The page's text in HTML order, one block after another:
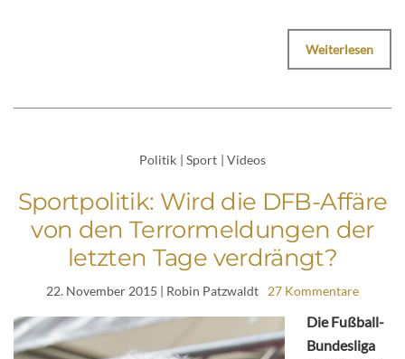
Weiterlesen
Politik | Sport | Videos
Sportpolitik: Wird die DFB-Affäre
von den Terrormeldungen der
letzten Tage verdrängt?
22. November 2015 | Robin Patzwaldt 27 Kommentare
Die Fußball-
Bundesliga